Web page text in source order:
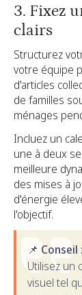
3. Fixez
clairs
Structurez
votre équipe
d'articles
de familles
ménages
Incluez un
une à deux
meilleure
des mises à
d'énergie
l'objectif.
📌 Conseil :
Utilisez un
visuel tel